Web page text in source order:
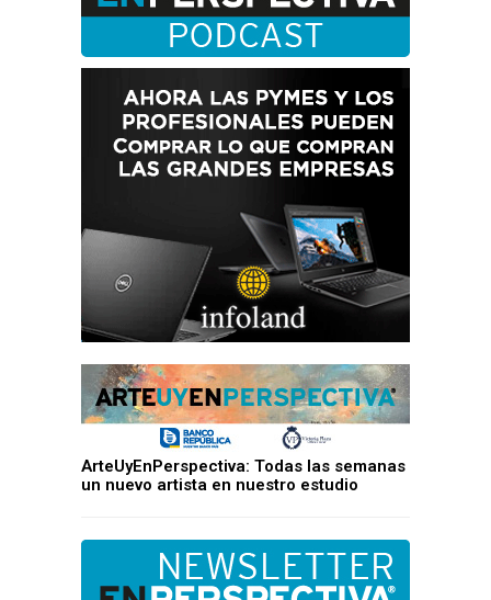
ArteUyEnPerspectiva: Todas las semanas
un nuevo artista en nuestro estudio